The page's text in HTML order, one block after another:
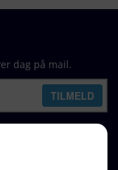
dag på mail.